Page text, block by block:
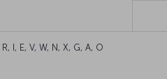
R, I, E, V, W, N, X, G, A, O